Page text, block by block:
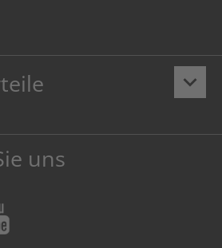
keyboard_arrow_down
Garantieauf Toner und Tinte
Drucker.
dadurch Abfallvermeidung.
& Toner ruhig da, wo Ihre Kinder einen
bekommen!
uns